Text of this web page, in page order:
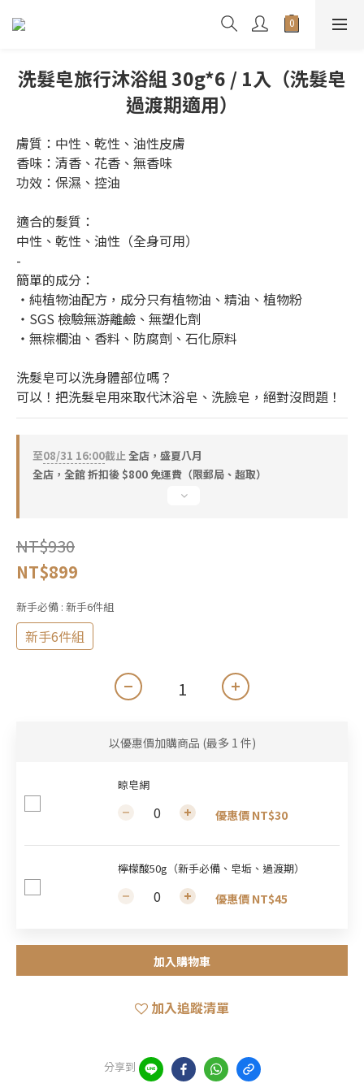
洗髮皂旅行沐浴組 30g*6 / 1入（洗髮皂
過渡期適用）
膚質：中性、乾性、油性皮膚
香味：清香、花香、無香味
功效：保濕、控油
適合的髮質：
中性、乾性、油性（全身可用）
-
簡單的成分：
・純植物油配方，成分只有植物油、精油、植物粉
・SGS 檢驗無游離鹼、無塑化劑
・無棕櫚油、香料、防腐劑、石化原料
洗髮皂可以洗身體部位嗎？
可以！把洗髮皂用來取代沐浴皂、洗臉皂，絕對沒問題！
至08/31 16:00截止全店，盛夏八月
全店，全館 折扣後 $800 免運費（限郵局、超取）
NT$930
NT$899
新手必備 : 新手6件組
新手6件組
以優惠價加購商品 (最多 1 件)
晾皂網
優惠價 NT$30
檸檬酸50g（新手必備、皂垢、過渡期）
優惠價 NT$45
加入購物車
加入追蹤清單
分享到